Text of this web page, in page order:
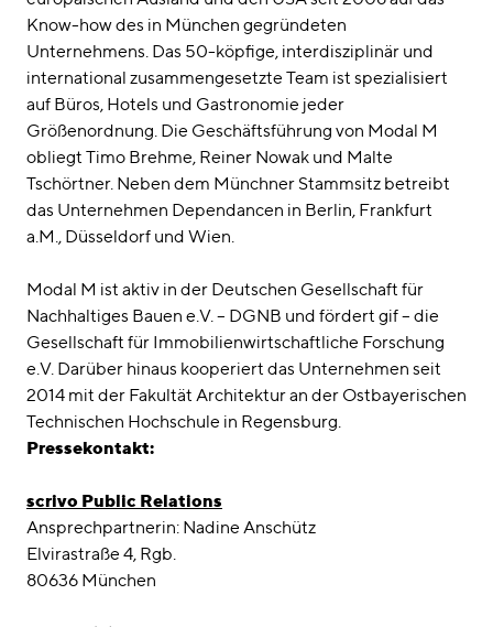
Know-how des in München gegründeten
Unternehmens. Das 50-köpfige, interdisziplinär und
international zusammengesetzte Team ist spezialisiert
auf Büros, Hotels und Gastronomie jeder
Größenordnung. Die Geschäftsführung von Modal M
obliegt Timo Brehme, Reiner Nowak und Malte
Tschörtner. Neben dem Münchner Stammsitz betreibt
das Unternehmen Dependancen in Berlin, Frankfurt
a.M., Düsseldorf und Wien.
Modal M ist aktiv in der Deutschen Gesellschaft für
Nachhaltiges Bauen e.V. – DGNB und fördert gif – die
Gesellschaft für Immobilienwirtschaftliche Forschung
e.V. Darüber hinaus kooperiert das Unternehmen seit
2014 mit der Fakultät Architektur an der Ostbayerischen
Technischen Hochschule in Regensburg.
Pressekontakt:
scrivo Public Relations
Ansprechpartnerin: Nadine Anschütz
Elvirastraße 4, Rgb.
80636 München